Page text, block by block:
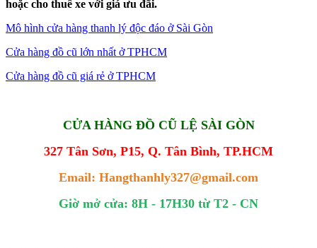
hoặc cho thuê xe với giá ưu đãi.
Mô hình cửa hàng thanh lý độc đáo ở Sài Gòn
Cửa hàng đồ cũ lớn nhất ở TPHCM
Cửa hàng đồ cũ giá rẻ ở TPHCM
CỬA HÀNG ĐỒ CŨ LỆ SÀI GÒN
327 Tân Sơn, P15, Q. Tân Bình, TP.HCM
Email: Hangthanhly327@gmail.com
Giờ mở cửa: 8H - 17H30 từ T2 - CN